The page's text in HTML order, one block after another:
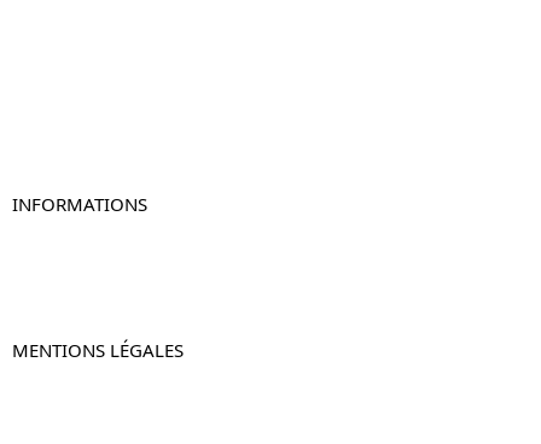
INFORMATIONS
MENTIONS LÉGALES